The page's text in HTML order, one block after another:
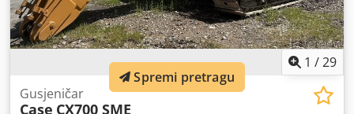
1 /29
Gusjeničar
Case CX700 SME
Spremi pretragu